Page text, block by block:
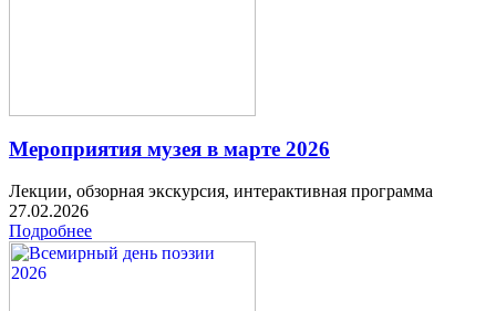
Мероприятия музея в марте 2026
Лекции, обзорная экскурсия, интерактивная программа
27.02.2026
Подробнее